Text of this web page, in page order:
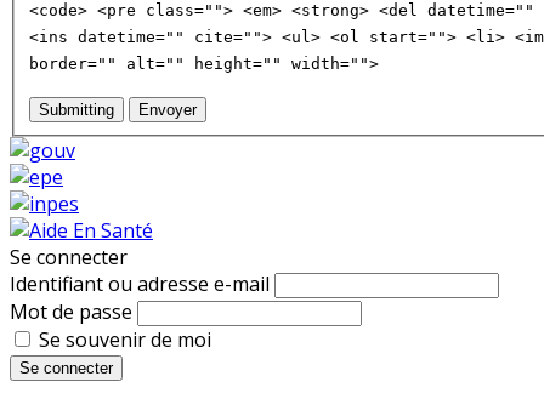
<code> <pre class=""> <em> <strong> <del
<ins datetime="" cite=""> <ul> <ol start=""> <li>
border="" alt="" height="" width="">
Submitting Envoyer
Se connecter
Identifiant ou adresse e-mail
Mot de passe
Se souvenir de moi
Se connecter